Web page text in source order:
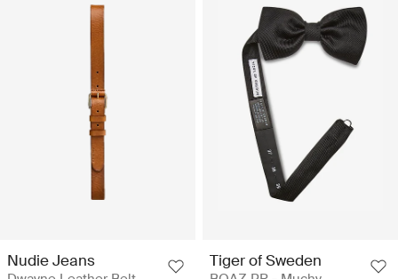
Nudie Jeans Tiger of Sweden